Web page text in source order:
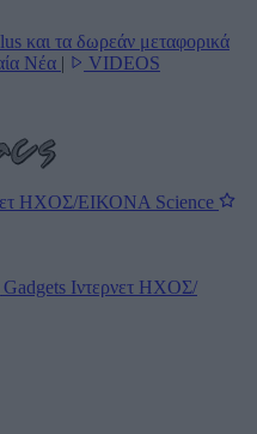
και τα δωρεάν μεταφορικά
Νέα | VIDEOS
ΗΧΟΣ/ΕΙΚΟΝΑ Science
Gadgets Ιντερνετ ΗΧΟΣ/